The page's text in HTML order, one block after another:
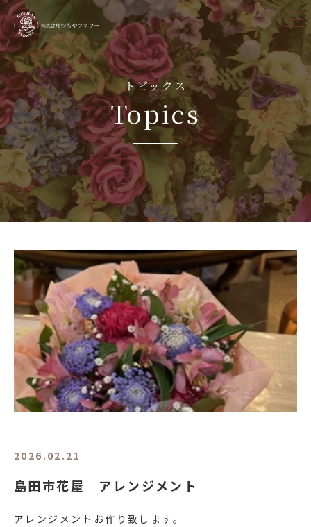
トピックス
Topics
2026.02.21
島田市花屋 アレンジメント
アレンジメントお作り致します。